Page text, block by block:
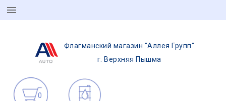
Флагманский магазин "Аллея Групп"
г. Верхняя Пышма
0